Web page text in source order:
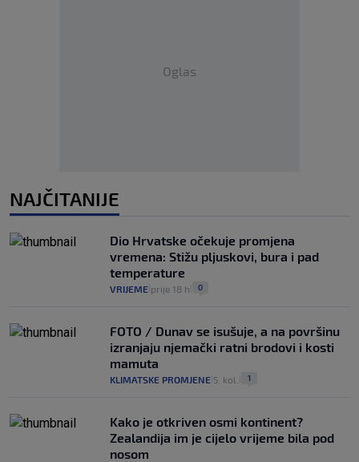
Oglas
NAJČITANIJE
Dio Hrvatske očekuje promjena
vremena: Stižu pljuskovi, bura i pad
temperature
VRIJEME prije 18 h 0
FOTO / Dunav se isušuje, a na površinu
izranjaju njemački ratni brodovi i kosti
mamuta
KLIMATSKE PROMJENE 5. kol. 1
Kako je otkriven osmi kontinent?
Zealandija im je cijelo vrijeme bila pod
nosom